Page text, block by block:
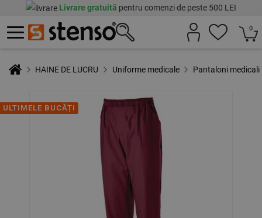
Livrare gratuită pentru comenzi de peste 500 LEI
0
HAINE DE LUCRU Uniforme medicale Pantaloni medicali
ULTIMELE BUCĂȚI